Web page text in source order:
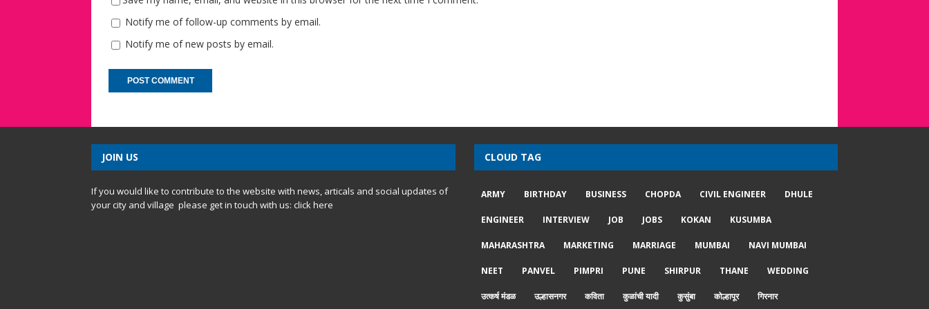
Notify me of follow-up comments by email.
Notify me of new posts by email.
JOIN US
If you would like to contribute to the website with news, articals and social updates of
your city and village please get in touch with us: click here
CLOUD TAG
ARMY BIRTHDAY BUSINESS CHOPDA CIVIL ENGINEER DHULE
ENGINEER INTERVIEW JOB JOBS KOKAN KUSUMBA
MAHARASHTRA MARKETING MARRIAGE MUMBAI NAVI MUMBAI
NEET PANVEL PIMPRI PUNE SHIRPUR THANE WEDDING
उत्कर्ष मंडळ उल्हासनगर कविता कुळांची यादी कुसुंबा कोल्हापूर गिरनार